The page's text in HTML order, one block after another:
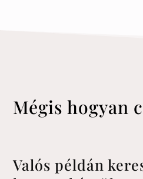
Mégis hogyan
Valós példán